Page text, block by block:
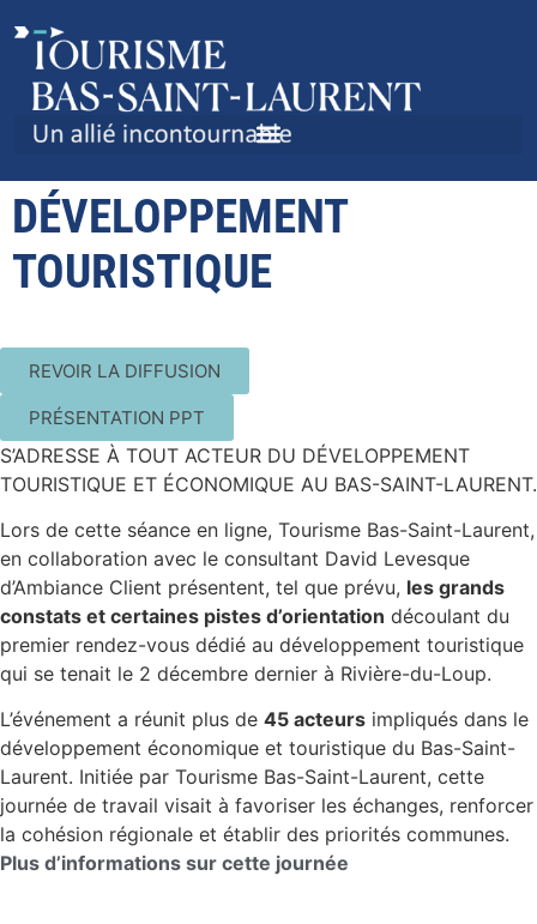
SÉANCE EN LIGNE – SUITE
DU RENDEZ-VOUS DU
DÉVELOPPEMENT
TOURISTIQUE
REVOIR LA DIFFUSION
PRÉSENTATION PPT
S’ADRESSE À TOUT ACTEUR DU DÉVELOPPEMENT
TOURISTIQUE ET ÉCONOMIQUE AU BAS-SAINT-LAURENT.
Lors de cette séance en ligne, Tourisme Bas-Saint-Laurent,
en collaboration avec le consultant David Levesque
d’Ambiance Client présentent, tel que prévu, les grands
constats et certaines pistes d’orientation découlant du
premier rendez-vous dédié au développement touristique
qui se tenait le 2 décembre dernier à Rivière-du-Loup.
L’événement a réunit plus de 45 acteurs impliqués dans le
développement économique et touristique du Bas-Saint-
Laurent. Initiée par Tourisme Bas-Saint-Laurent, cette
journée de travail visait à favoriser les échanges, renforcer
la cohésion régionale et établir des priorités communes.
Plus d’informations sur cette journée